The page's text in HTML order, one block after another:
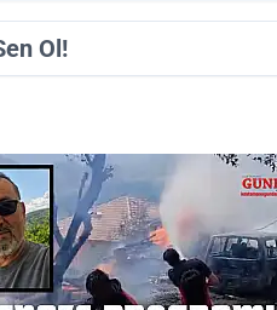
Ol!